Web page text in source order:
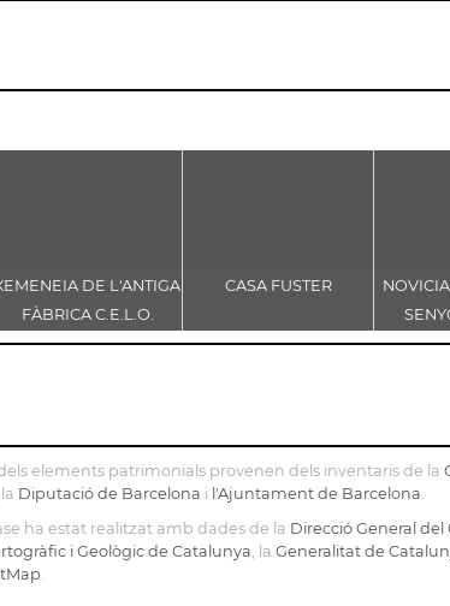
DE L'ANTIGA
FÀBRICA C.E.L.O.
CASA FUSTER
elements patrimonials provenen dels inventaris de la
la Diputació de Barcelona i l'Ajuntament de Barcelona.
ha estat realitzat amb dades de la Direcció General del
i Geològic de Catalunya, la Generalitat de
.